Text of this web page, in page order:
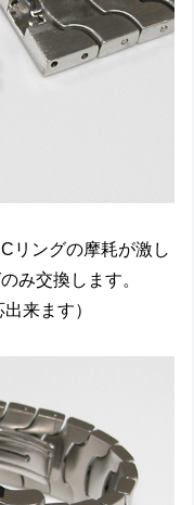
リングの摩耗が激し
み交換します。
来ます）